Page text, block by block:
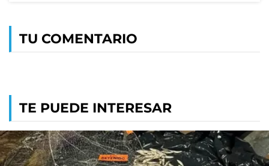
TU COMENTARIO
TE PUEDE INTERESAR